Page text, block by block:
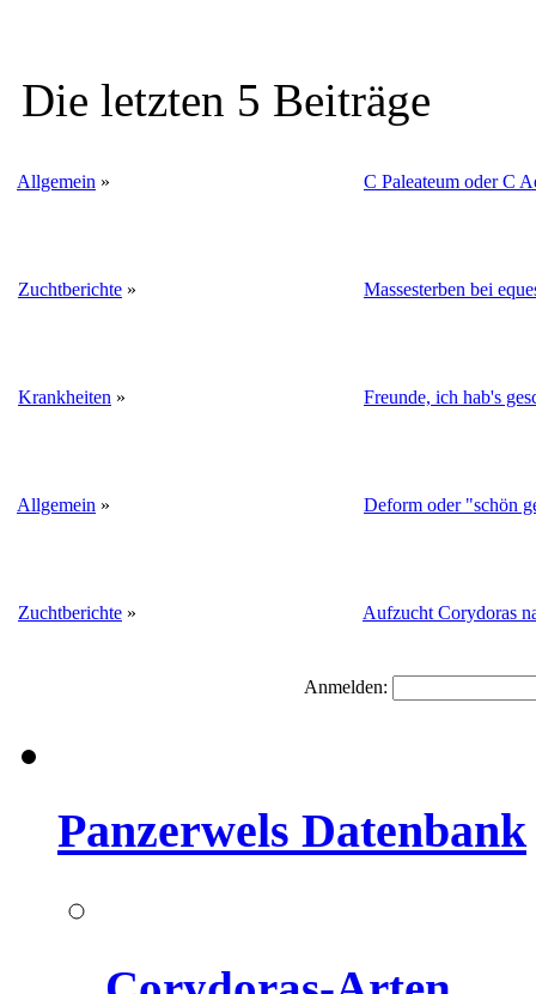
Die letzten 5 Beiträge
Allgemein » C Paleateum oder C
Zuchtberichte » Massesterben bei
Krankheiten » Freunde, ich hab's
Allgemein » Deform oder "schön
Zuchtberichte » Aufzucht Corydoras
Anmelden:
Panzerwels Datenbank